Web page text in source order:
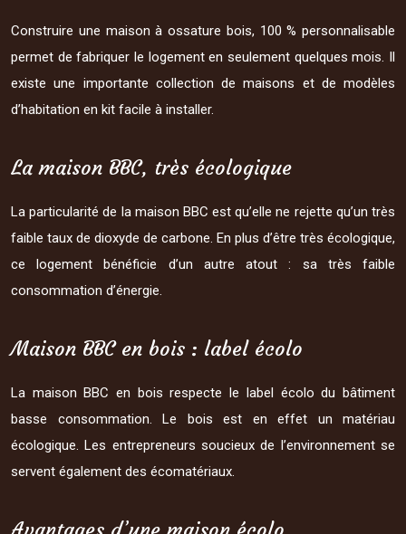
Construire une maison à ossature bois, 100 % personnalisable
permet de fabriquer le logement en seulement quelques mois. Il
existe une importante collection de maisons et de modèles
d’habitation en kit facile à installer.
La maison BBC, très écologique
La particularité de la maison BBC est qu’elle ne rejette qu’un très
faible taux de dioxyde de carbone. En plus d’être très écologique,
ce logement bénéficie d’un autre atout : sa très faible
consommation d’énergie.
Maison BBC en bois : label écolo
La maison BBC en bois respecte le label écolo du bâtiment
basse consommation. Le bois est en effet un matériau
écologique. Les entrepreneurs soucieux de l’environnement se
servent également des écomatériaux.